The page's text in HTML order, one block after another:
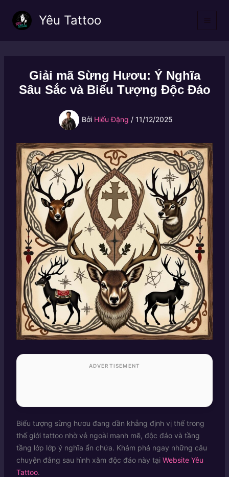
Yêu Tattoo
Giải mã Sừng Hươu: Ý Nghĩa
Sâu Sắc và Biểu Tượng Độc Đáo
Bởi Hiếu Đặng / 11/12/2025
ADVERTISEMENT
Biểu tượng sừng hươu đang dần khẳng định vị thế trong
thế giới tattoo nhờ vẻ ngoài mạnh mẽ, độc đáo và tầng
tầng lớp lớp ý nghĩa ẩn chứa. Khám phá ngay những câu
chuyện đằng sau hình xăm độc đáo này tại Website Yêu
Tattoo.